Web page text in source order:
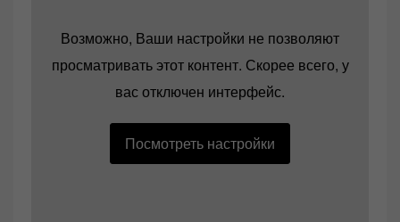
Возможно, Ваши настройки не позволяют
просматривать этот контент. Скорее всего, у
вас отключен интерфейс.
Посмотреть настройки